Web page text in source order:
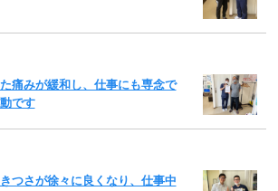
痛みが緩和し、仕事にも専念で
です
つさが徐々に良くなり、仕事中